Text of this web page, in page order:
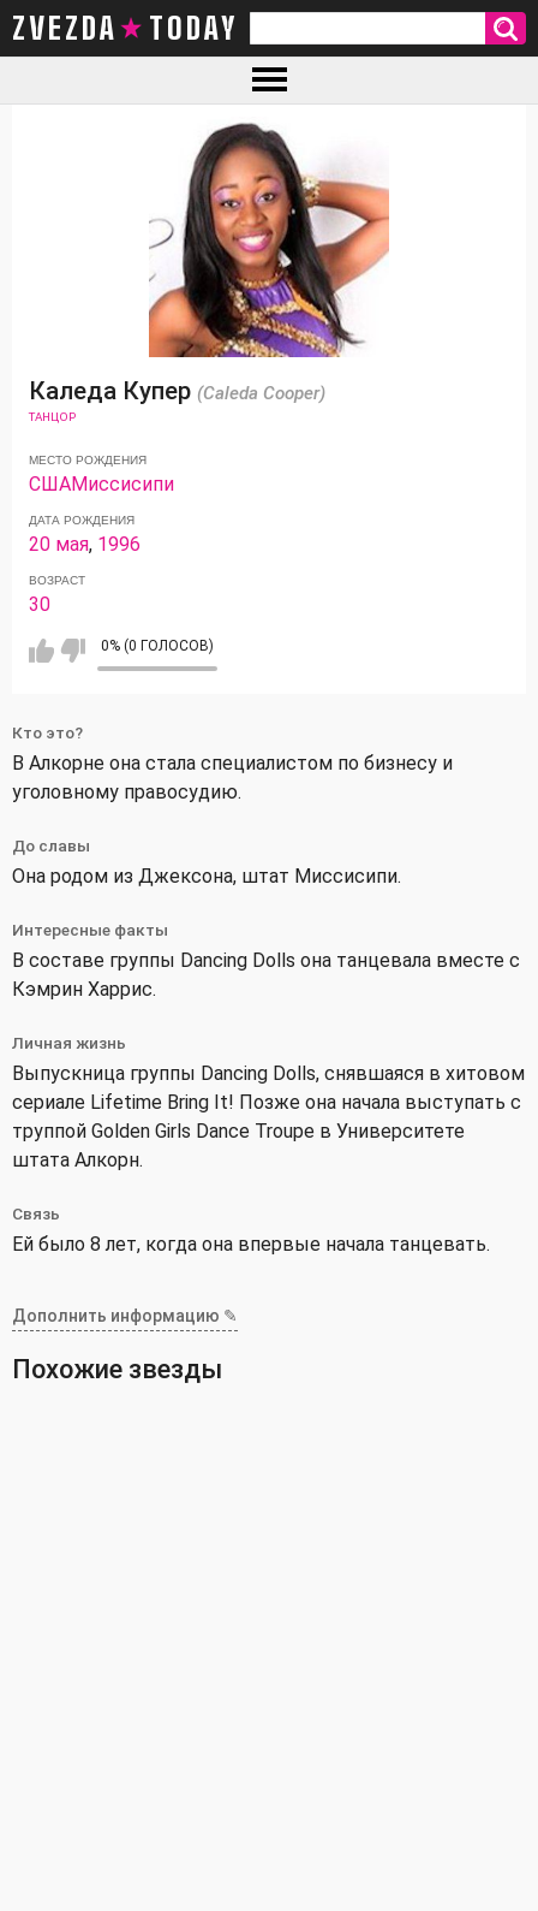
ZVEZDA TODAY
Каледа Купер (Caleda Cooper)
ТАНЦОР
МЕСТО РОЖДЕНИЯ
СШАМиссисипи
ДАТА РОЖДЕНИЯ
20 мая, 1996
ВОЗРАСТ
30
0% (0 ГОЛОСОВ)
Кто это?
В Алкорне она стала специалистом по бизнесу и
уголовному правосудию.
До славы
Она родом из Джексона, штат Миссисипи.
Интересные факты
В составе группы Dancing Dolls она танцевала вместе с
Кэмрин Харрис.
Личная жизнь
Выпускница группы Dancing Dolls, снявшаяся в хитовом
сериале Lifetime Bring It! Позже она начала выступать с
труппой Golden Girls Dance Troupe в Университете
штата Алкорн.
Связь
Ей было 8 лет, когда она впервые начала танцевать.
Дополнить информацию ✎
Похожие звезды